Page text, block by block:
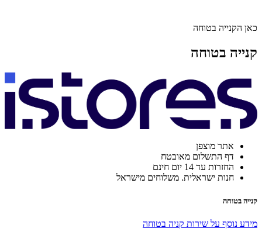
כאן הקנייה בטוחה
קנייה בטוחה
אתר מוצפן
דף התשלום מאובטח
החזרות עד 14 יום חינם
חנות ישראלית. משלוחים מישראל
קנייה בטוחה
מידע נוסף על שירות קניה בטוחה